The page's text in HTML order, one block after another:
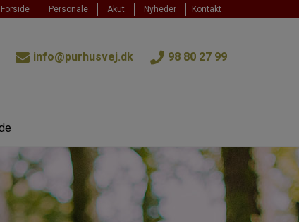
Forside Personale Akut Nyheder Kontakt
info@purhusvej.dk 98 80 27 99